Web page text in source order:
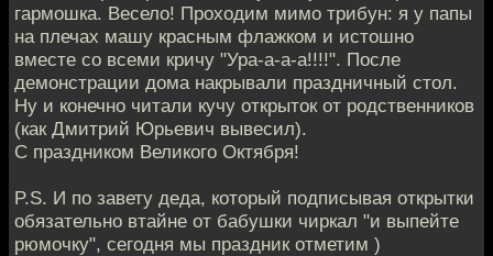
гармошка. Весело! Проходим мимо трибун: я у папы
на плечах машу красным флажком и истошно
вместе со всеми кричу "Ура-а-а-а!!!!". После
демонстрации дома накрывали праздничный стол.
Ну и конечно читали кучу открыток от родственников
(как Дмитрий Юрьевич вывесил).
С праздником Великого Октября!
P.S. И по завету деда, который подписывая открытки
обязательно втайне от бабушки чиркал "и выпейте
рюмочку", сегодня мы праздник отметим )